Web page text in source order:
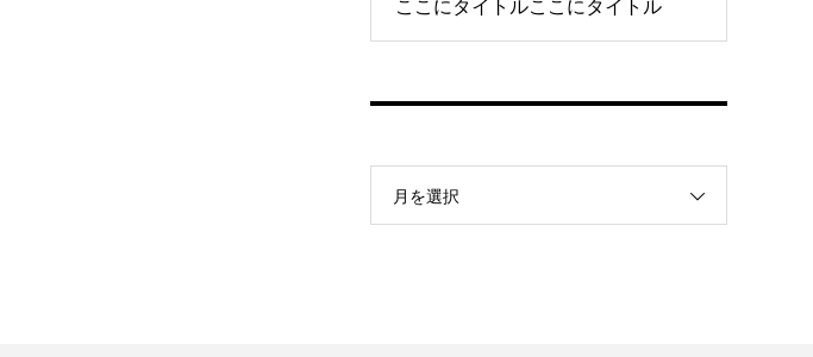
ここにタイトルここにタイトル
月を選択